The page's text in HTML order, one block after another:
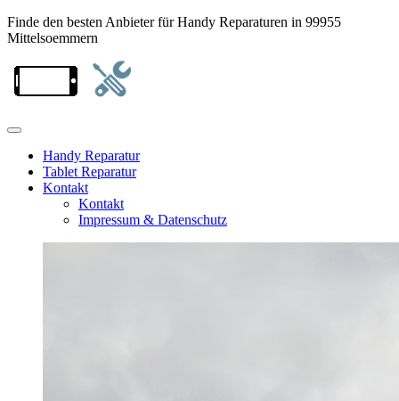
Finde den besten Anbieter für Handy Reparaturen in 99955
Mittelsoemmern
Handy Reparatur
Tablet Reparatur
Kontakt
Kontakt
Impressum & Datenschutz